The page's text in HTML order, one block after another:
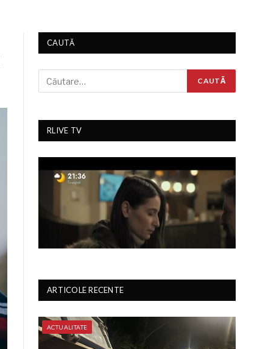
CAUTĂ
RLIVE TV
ARTICOLE RECENTE
ACTUALITATE